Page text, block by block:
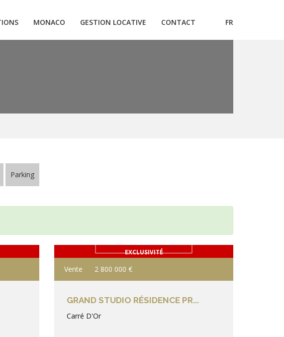
MONACO GESTION LOCATIVE CONTACT FR
Parking
EXCLUSIVITÉ
DÉTAILS DU PRODUIT
Vente 2 800 000 €
GRAND STUDIO RÉSIDENCE PR...
Carré D'Or